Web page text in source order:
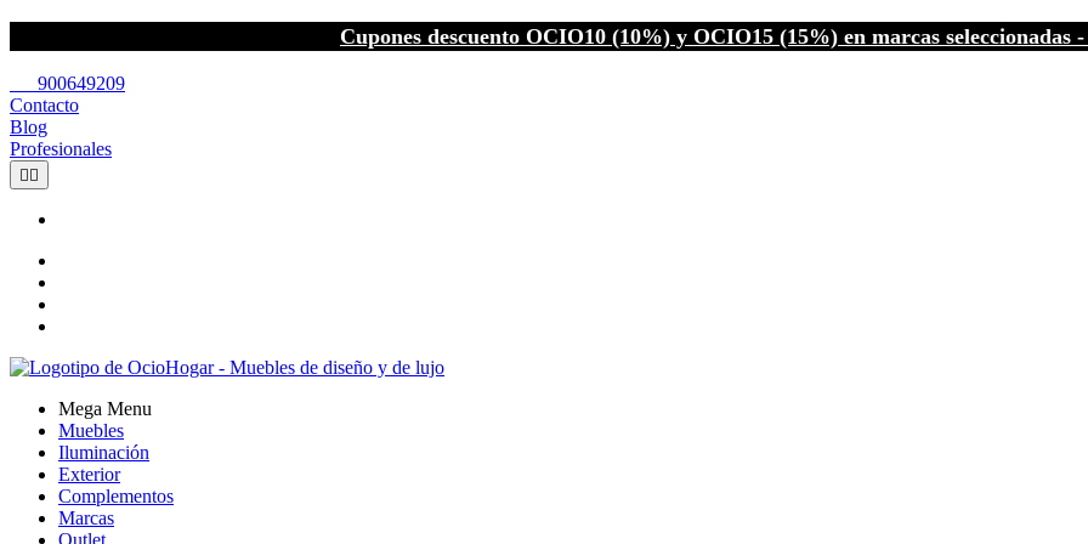
Cupones descuento OCIO10 (10%) y OCIO15 (15%) en marcas seleccionadas
900649209
Contacto
Blog
Profesionales
 
Mega Menu
Muebles
Iluminación
Exterior
Complementos
Marcas
Outlet